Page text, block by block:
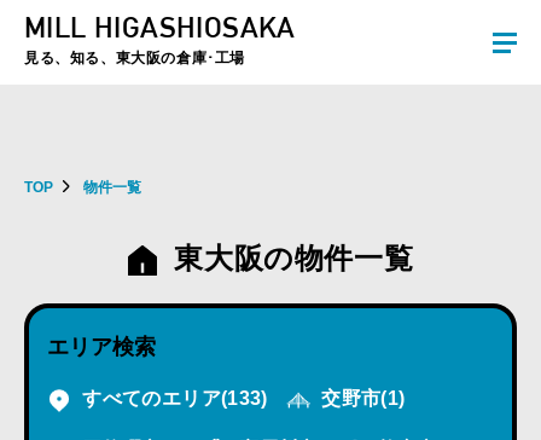
夏季休暇のお知らせ：2026年8月8日(土)～8月16日(日)まで休業とさせていた
MILL HIGASHIOSAKA
見る、知る、東大阪の倉庫･工場
TOP 物件一覧
東大阪の物件一覧
エリア検索
すべてのエリア(133) 交野市(1)